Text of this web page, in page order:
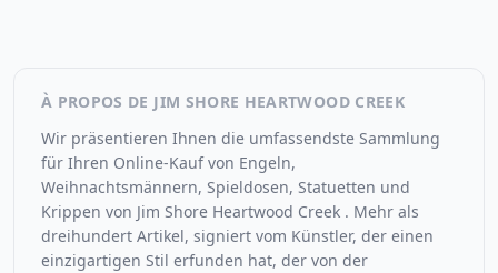
À PROPOS DE JIM SHORE HEARTWOOD CREEK
Wir präsentieren Ihnen die umfassendste Sammlung
für Ihren Online-Kauf von Engeln,
Weihnachtsmännern, Spieldosen, Statuetten und
Krippen von Jim Shore Heartwood Creek . Mehr als
dreihundert Artikel, signiert vom Künstler, der einen
einzigartigen Stil erfunden hat, der von der